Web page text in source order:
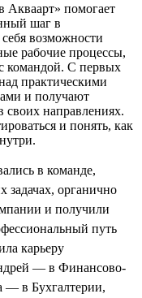
Акваарт» помогает
шаг в
возможности
рабочие процессы,
с командой. С первых
практическими
и получают
своих направлениях.
и понять, как
в команде,
задачах, органично
и получили
путь
карьеру
— в Финансово-
— в Бухгалтерии,